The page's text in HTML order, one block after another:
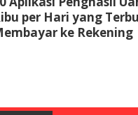
per Hari yang
ke Rekening